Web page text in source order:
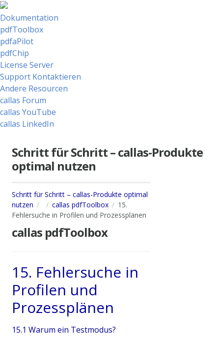
Dokumentation
pdfToolbox
pdfaPilot
pdfChip
License Server
Support Kontaktieren
Andere Resourcen
callas Forum
callas YouTube
callas LinkedIn
Schritt für Schritt – callas-Produkte
optimal nutzen
Schritt für Schritt – callas-Produkte optimal
nutzen
callas pdfToolbox
15.
Fehlersuche in Profilen und Prozessplänen
callas pdfToolbox
15. Fehlersuche in
Profilen und
Prozessplänen
15.1 Warum ein Testmodus?